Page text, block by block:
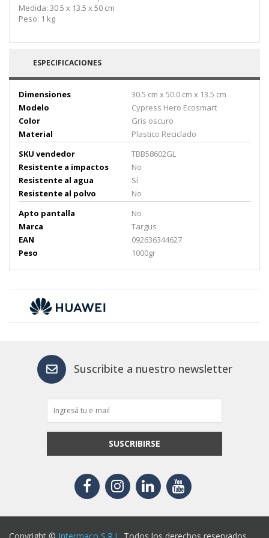
Medida: 30.5 x 13.5 x 50 cm
Peso: 1 kg
ESPECIFICACIONES
Dimensiones
30.5 cm x 50.0 cm x 13.5 cm
Modelo
Cypress Hero Ecosmart
Color
Gris oscuro
Material
Plastico Reciclado
SKU vendedor
TBB58602GL
Resistente a impactos
No
Resistente al agua
Sí
Resistente al polvo
No
Apto pantalla
No
Marca
Targus
EAN
092636344627
Peso
1000gr
Suscribite a nuestro newsletter
SUSCRIBIRSE
Copyright © Intermaco S.R.L. Todos los derechos reservados.